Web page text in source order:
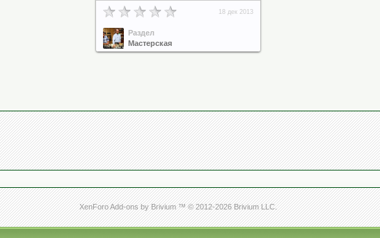
18 дек 2013
Раздел
Мастерская
XenForo Add-ons by Brivium ™ © 2012-2026 Brivium LLC.